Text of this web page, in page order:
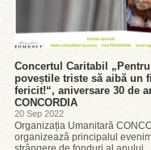
Concertul Caritabil
poveștile triste să aibă un
fericit!“, aniversare 30 de
CONCORDIA
20 Sep 2022
Organizația Umanitară
organizează principalul